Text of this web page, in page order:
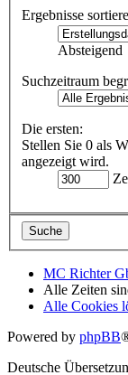
Ergebnisse
Absteigend
Suchzeitraum
Die ersten:
Stellen Sie 0 als
angezeigt wird.
MC Richter
Alle Zeiten
Alle Cookies
Powered by phpBB
Deutsche